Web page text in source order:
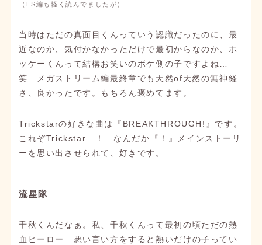
（ES編も軽く読んでましたが）
当時はただの真面目くんっていう認識だったのに、最
近なのか、気付かなかっただけで最初からなのか、ホ
ッケーくんって結構お笑いのボケ側の子ですよね…
笑 メガストリーム編最終章でも天然of天然の無神経
さ、良かったです。もちろん褒めてます。
Trickstarの好きな曲は『BREAKTHROUGH!』です。
これぞTrickstar…！ なんだか『！』メインストーリ
ーを思い出させられて、好きです。
流星隊
千秋くんだなぁ。私、千秋くんって最初の頃ただの熱
血ヒーロー…悪い言い方をすると熱いだけの子ってい